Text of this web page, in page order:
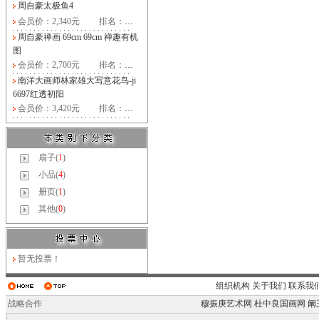
周自豪太极鱼4
会员价：2,340元
排名： …
周自豪禅画 69cm 69cm 禅趣有机
图
会员价：2,700元
排名： …
南洋大画师林家雄大写意花鸟-ji
6697红透初阳
会员价：3,420元
排名： …
扇子(1)
小品(4)
册页(1)
其他(0)
暂无投票！
组织机构 关于我们 联系我
战略合作
穆振庚艺术网 杜中良国画网 阚